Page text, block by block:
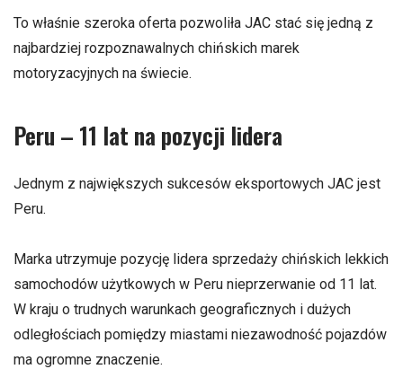
To właśnie szeroka oferta pozwoliła JAC stać się jedną z
najbardziej rozpoznawalnych chińskich marek
motoryzacyjnych na świecie.
Peru – 11 lat na pozycji lidera
Jednym z największych sukcesów eksportowych JAC jest
Peru.
Marka utrzymuje pozycję lidera sprzedaży chińskich lekkich
samochodów użytkowych w Peru nieprzerwanie od 11 lat.
W kraju o trudnych warunkach geograficznych i dużych
odległościach pomiędzy miastami niezawodność pojazdów
ma ogromne znaczenie.